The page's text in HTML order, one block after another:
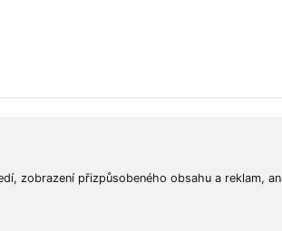
zobrazení přizpůsobeného obsahu a reklam,